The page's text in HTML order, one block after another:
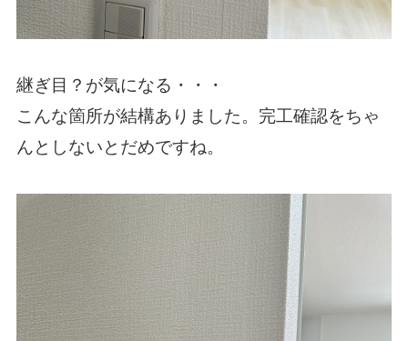
継ぎ目？が気になる・・・
こんな箇所が結構ありました。完工確認をちゃ
んとしないとだめですね。